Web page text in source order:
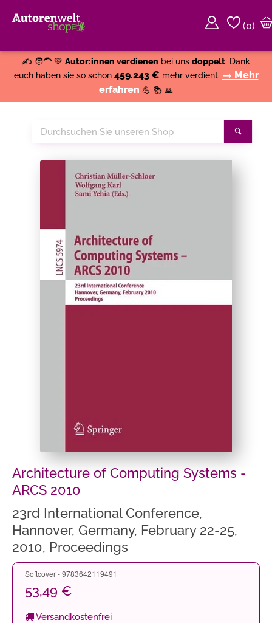
(0)
✍️ 🧑‍🦱 💚 Autor:innen verdienen bei uns doppelt. Dank
euch haben sie so schon 459.243 € mehr verdient. → Mehr
erfahren 💪 📚 🙏
Durchsuchen
Sie
Architecture of Computing Systems -
ARCS 2010
23rd International Conference,
Hannover, Germany, February 22-25,
2010, Proceedings
Softcover - 9783642119491
53,49 €
Versandkostenfrei